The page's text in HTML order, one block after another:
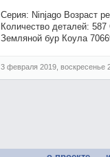
Серия: Ninjago Возраст
Количество деталей:
Земляной бур Коула
3 февраля 2019, воскресенье